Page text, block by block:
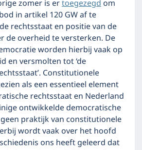
zomer is ertoegezegdom
in artikel 120 GW af te
rechtsstaat en positie van de
de overheid te versterken. De
worden hierbij vaak op
en versmolten tot ‘de
Constitutionele
als een essentieel element
rechtsstaat en Nederland
ontwikkelde democratische
praktijk van constitutionele
wordt vaak over het hoofd
ons heeft geleerd dat